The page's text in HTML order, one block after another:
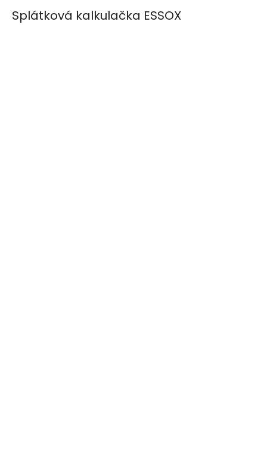
Splátková kalkulačka ESSOX